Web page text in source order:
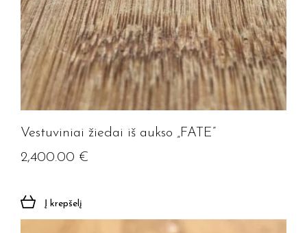
Vestuviniai žiedai iš aukso „FATE”
2,400.00 €
Į krepšelį